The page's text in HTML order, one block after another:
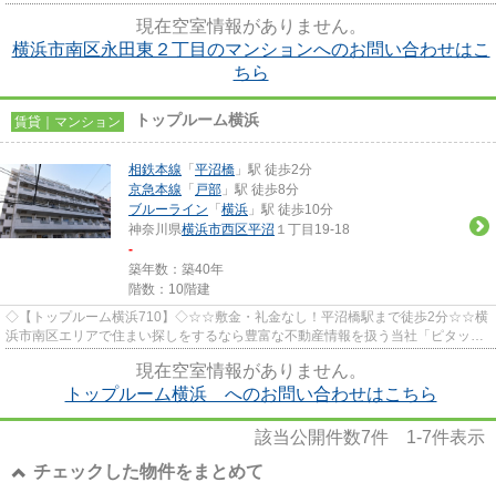
現在空室情報がありません。
横浜市南区永田東２丁目のマンションへのお問い合わせはこ
ちら
賃貸｜マンション トップルーム横浜
相鉄本線 「 平沼橋 」駅 徒歩2分
京急本線 「 戸部 」駅 徒歩8分
ブルーライン 「 横浜 」駅 徒歩10分
神奈川県横浜市西区平沼 １丁目19-18
-
築年数：築40年
階数：10階建
◇【トップルーム横浜710】◇☆☆敷金・礼金なし！平沼橋駅まで徒歩2分☆☆横
浜市南区エリアで住まい探しをするなら豊富な不動産情報を扱う当社「ピタット
現在空室情報がありません。
トップルーム横浜 へのお問い合わせはこちら
該当公開件数7件 1-7件表示
チェックした物件をまとめて